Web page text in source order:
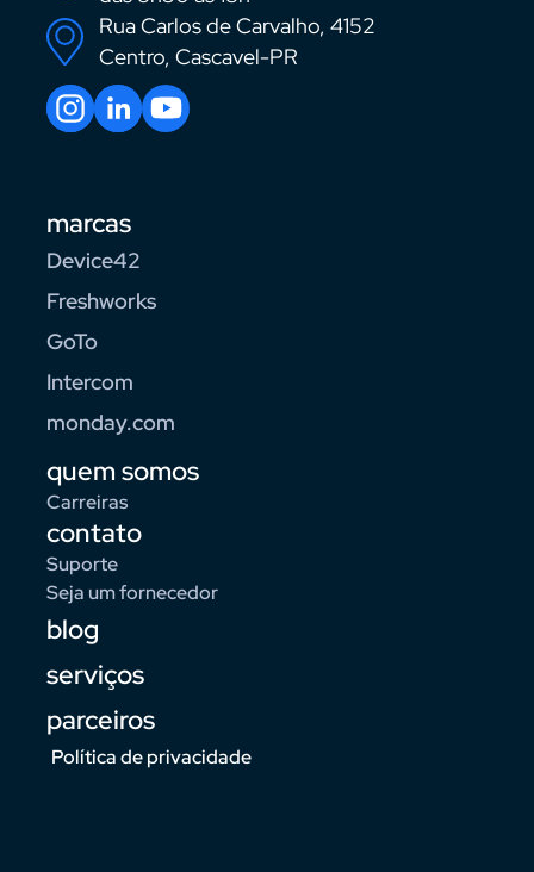
Rua Carlos de Carvalho, 4152
Centro, Cascavel-PR
marcas
Device42
Freshworks
GoTo
Intercom
monday.com
quem somos
Carreiras
contato
Suporte
Seja um fornecedor
blog
serviços
parceiros
Política de privacidade